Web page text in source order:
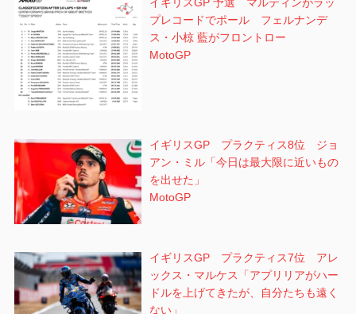
プレコードでポール フェルナンデ
ス・小椋 藍がフロントロー
MotoGP
イギリスGP プラクティス8位 ジョ
アン・ミル「今日は最大限に近いもの
を出せた」
MotoGP
イギリスGP プラクティス7位 アレ
ックス・マルケス「アプリリアがハー
ドルを上げてきたが、自分たちも遠く
ない」